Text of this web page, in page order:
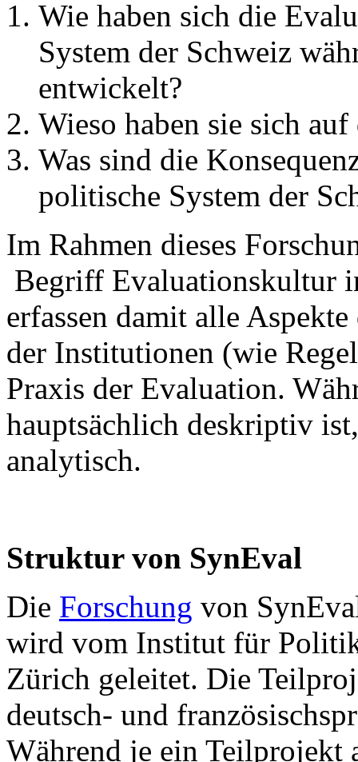
Wie haben sich die
System der Schweiz
entwickelt?
Wieso haben sie sich
Was sind die
politische System der
Im Rahmen dieses
Begriff Evaluationskultur
erfassen damit alle
der Institutionen (wie
Praxis der Evaluation.
hauptsächlich deskriptiv
analytisch.
Struktur von SynEval
Die Forschung von
wird vom Institut für
Zürich geleitet. Die
deutsch- und
Während je ein Teilprojekt